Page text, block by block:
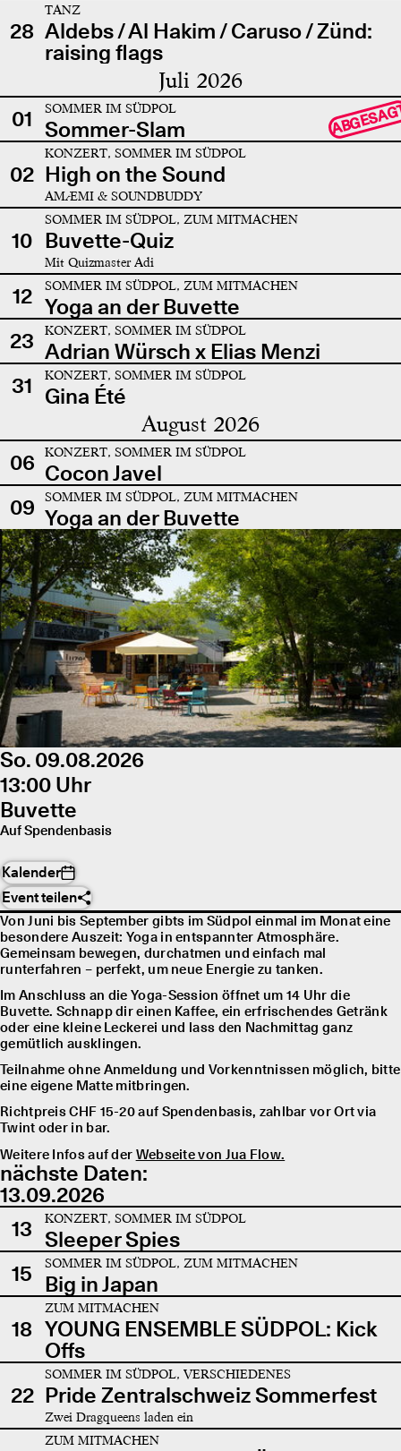
28
TANZ
Aldebs / Al Hakim / Caruso / Zünd:
raising flags
Juli 2026
01 SOMMER IM SÜDPOL
Sommer-Slam
02
KONZERT, SOMMER IM SÜDPOL
High on the Sound
AMÆMI & SOUNDBUDDY
10
SOMMER IM SÜDPOL, ZUM MITMACHEN
Buvette-Quiz
Mit Quizmaster Adi
12 SOMMER IM SÜDPOL, ZUM MITMACHEN
Yoga an der Buvette
23
KONZERT, SOMMER IM SÜDPOL
Adrian Würsch x Elias Menzi
31
KONZERT, SOMMER IM SÜDPOL
Gina Été
August 2026
06 KONZERT, SOMMER IM SÜDPOL
Cocon Javel
09
SOMMER IM SÜDPOL, ZUM MITMACHEN
Yoga an der Buvette
So. 09.08.2026
13:00 Uhr
Buvette
Auf Spendenbasis
Kalender
Event teilen
Von Juni bis September gibts im Südpol einmal im Monat eine
besondere Auszeit: Yoga in entspannter Atmosphäre.
Gemeinsam bewegen, durchatmen und einfach mal
runterfahren – perfekt, um neue Energie zu tanken.
Im Anschluss an die Yoga-Session öffnet um 14 Uhr die
Buvette. Schnapp dir einen Kaffee, ein erfrischendes Getränk
oder eine kleine Leckerei und lass den Nachmittag ganz
gemütlich ausklingen.
Teilnahme ohne Anmeldung und Vorkenntnissen möglich, bitte
eine eigene Matte mitbringen.
Richtpreis CHF 15-20 auf Spendenbasis, zahlbar vor Ort via
Twint oder in bar.
Weitere Infos auf der Webseite von Jua Flow.
nächste Daten:
13.09.2026
13
KONZERT, SOMMER IM SÜDPOL
Sleeper Spies
15
SOMMER IM SÜDPOL, ZUM MITMACHEN
Big in Japan
18
ZUM MITMACHEN
YOUNG ENSEMBLE SÜDPOL: Kick
Offs
22
SOMMER IM SÜDPOL, VERSCHIEDENES
Pride Zentralschweiz Sommerfest
Zwei Dragqueens laden ein
ZUM MITMACHEN